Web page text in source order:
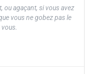
ou agaçant, si vous avez
vous ne gobez pas le